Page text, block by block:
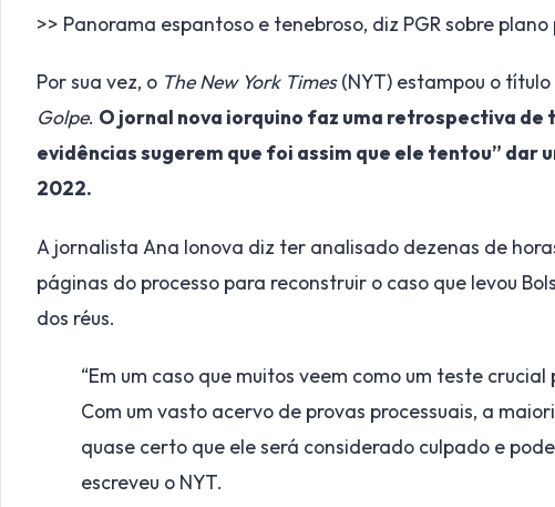
>> Panorama espantoso e tenebroso, diz PGR sobre
Por sua vez, o The New York Times(NYT) estampou o título
Golpe. O jornal nova iorquino faz uma retrospectiva de
evidências sugerem que foi assim que ele tentou” dar
2022.
A jornalista Ana Ionova diz ter analisado dezenas de
páginas do processo para reconstruir o caso que levou
dos réus.
“Em um caso que muitos veem como um teste
Com um vasto acervo de provas processuais, a
quase certo que ele será considerado culpado e
escreveu o NYT.